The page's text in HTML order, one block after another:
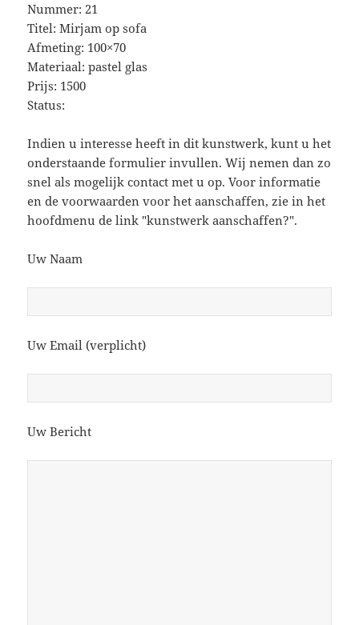
Nummer: 21
Titel: Mirjam op sofa
Afmeting: 100×70
Materiaal: pastel glas
Prijs: 1500
Status:
Indien u interesse heeft in dit kunstwerk, kunt u het
onderstaande formulier invullen. Wij nemen dan zo
snel als mogelijk contact met u op. Voor informatie
en de voorwaarden voor het aanschaffen, zie in het
hoofdmenu de link "kunstwerk aanschaffen?".
Uw Naam
Uw Email (verplicht)
Uw Bericht